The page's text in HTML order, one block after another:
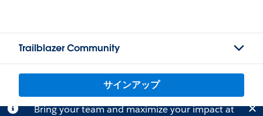
Trailblazer Community
サインアップ
Bring your team and maximize your impact at